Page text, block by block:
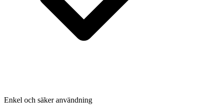
Enkel och säker användning